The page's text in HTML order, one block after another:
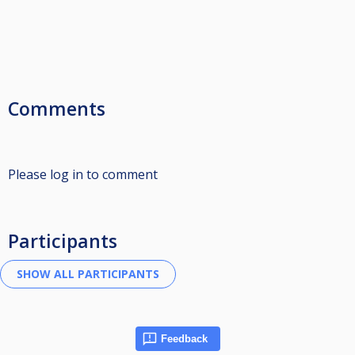
Comments
Please log in to comment
Participants
Feedback